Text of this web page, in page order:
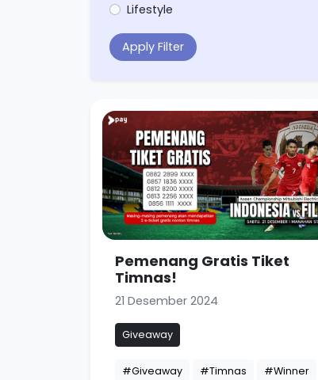
Lifestyle
Apply Filter
Pemenang Gratis Tiket
Timnas!
21 Desember 2024
Giveaway
#Giveaway #Timnas #Winner